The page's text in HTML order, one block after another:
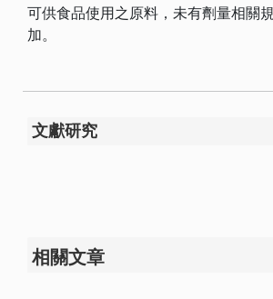
可供食品使用之原料，未有劑量相關
加。
文獻研究
相關文章